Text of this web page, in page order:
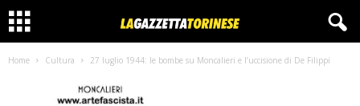
Home Cultura 27 luglio 1944: le bombe su Moncalieri e l’uccisione di De Filippi